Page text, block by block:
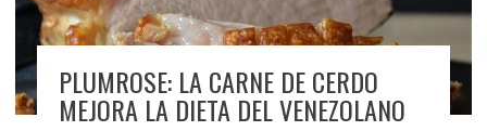
PLUMROSE: LA CARNE DE CERDO
MEJORA LA DIETA DEL VENEZOLANO